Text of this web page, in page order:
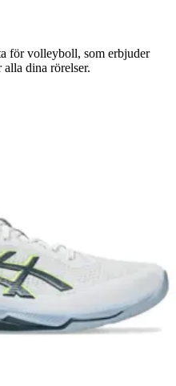
för volleyboll, som erbjuder
dina rörelser.